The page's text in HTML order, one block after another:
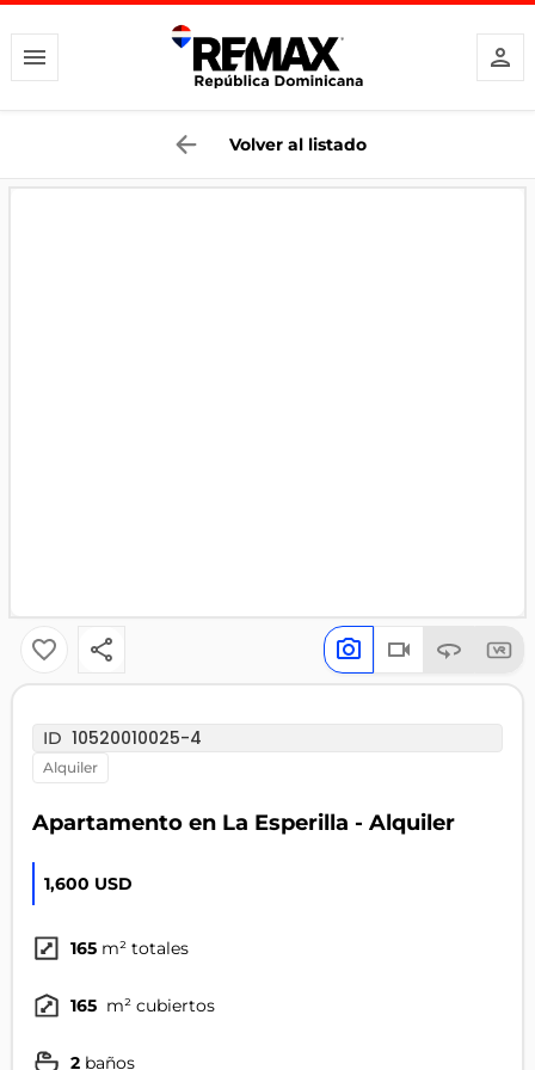
Volver al listado
ID 10520010025-4
alquiler
Apartamento en La Esperilla - Alquiler
1,600 USD
165 m² totales
165 m² cubiertos
2 baños